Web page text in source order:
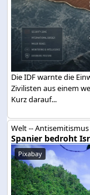
Die IDF warnte die
Zivilisten aus einem
Kurz darauf...
Welt -- Antisemitismus
Spanier bedroht
Pixabay